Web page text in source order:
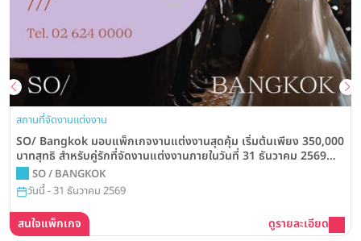
สถานที่จัดงานแต่งงาน
SO/ Bangkok มอบแพ็กเกจงานแต่งงานสุดคุ้ม เริ่มต้นเพียง 350,000
บาทสุทธิ สำหรับคู่รักที่จัดงานแต่งงานภายในวันที่ 31 ธันวาคม 2569
พร้อมสิทธิพิเศษมากมาย
SO / BANGKOK
วันนี้ - 31 ธันวาคม 2569
สนใจแพ็กเกจ ดูรายละเอียด